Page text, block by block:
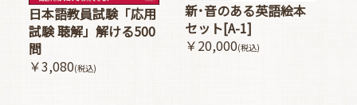
日本語教員試験「応用
試験 聴解」解ける500
問
￥3,080(税込)
新･音のある英語絵本
セット[A-1]
￥20,000(税込)